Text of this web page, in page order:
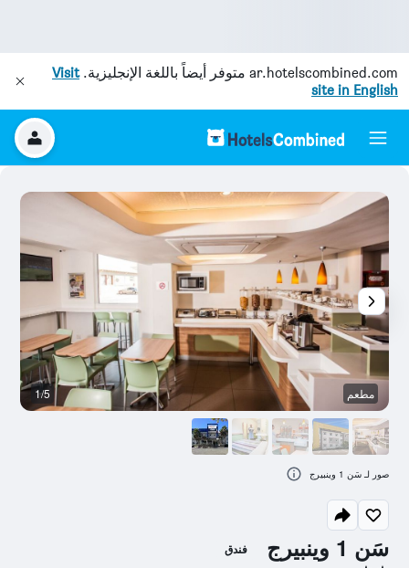
ar.hotelscombined.com متوفر أيضاً باللغة الإنجليزية.Visit
site in English
سَن 1 وينبيرج فندق
مطعم 1/5
صور لـ سَن 1 وينبيرج